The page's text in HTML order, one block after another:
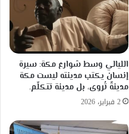
الليالي وسط شوارع مكة: سيرة
إنسان يكتب مدينته ليست مكة
مدينةً تُروى، بل مدينة تتكلّم.
2 فبراير، 2026